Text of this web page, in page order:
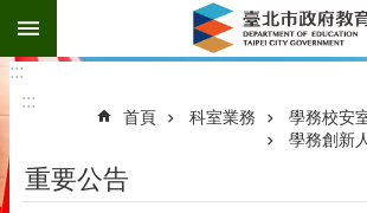
跳到主要內容區塊
:::
:::
首頁 科室業務 學務校安
學務創新
重要公告